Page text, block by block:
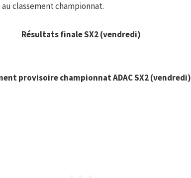
classement championnat.
Résultats finale SX2 (vendredi)
provisoire championnat ADAC SX2 (vendredi)